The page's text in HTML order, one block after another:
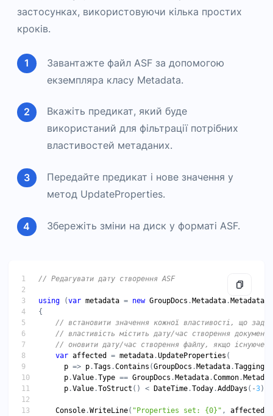
застосунках, використовуючи кілька простих
кроків.
Завантажте файл ASF за допомогою
екземпляра класу Metadata.
Вкажіть предикат, який буде
використаний для фільтрації потрібних
властивостей метаданих.
Передайте предикат і нове значення у
метод UpdateProperties.
Збережіть зміни на диск у форматі ASF.
// Редагувати дату створення ASF
using (var metadata = new GroupDocs . Metadata . Metadata
// встановити значення кожної властивості, що
// властивість містить дату/час створення документа
// оновити дату/час створення файлу, якщо існуюче
var affected = metadata .UpdateProperties
p => p .Tags .Contains (GroupDocs . Metadata .Tagging
p .Value .Type == GroupDocs . Metadata .Common .
p .Value .ToStruct () < DateTime .Today .AddDays (-3),
Console .WriteLine( "Properties set: {0}" , affected